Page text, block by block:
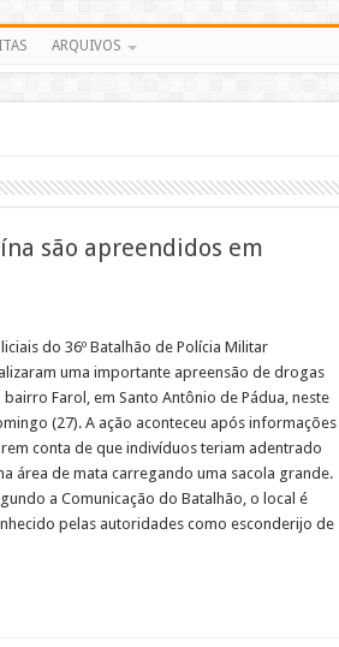
ARQUIVOS
são apreendidos em
do 36º Batalhão de Polícia Militar
uma importante apreensão de drogas
bairro Farol, em Santo Antônio de Pádua, neste
(27). A ação aconteceu após informações
conta de que indivíduos teriam adentrado
área de mata carregando uma sacola grande.
a Comunicação do Batalhão, o local é
pelas autoridades como esconderijo de